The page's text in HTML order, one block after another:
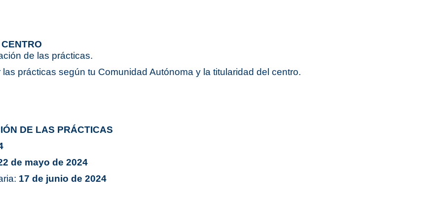
de las prácticas.
prácticas según tu Comunidad Autónoma y la titularidad del centro.
DE LAS PRÁCTICAS
de mayo de 2024
17 de junio de 2024